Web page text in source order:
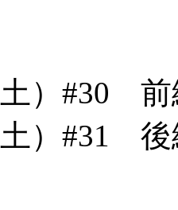
）#30 前
）#31 後